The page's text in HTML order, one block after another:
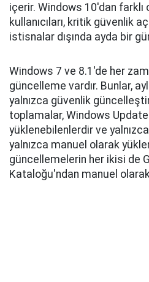
içerir. Windows 10'dan farklı
kullanıcıları, kritik güvenlik
istisnalar dışında ayda bir
Windows 7 ve 8.1'de her
güncelleme vardır. Bunlar,
yalnızca güvenlik
toplamalar, Windows Update
yüklenebilenlerdir ve
yalnızca manuel olarak
güncellemelerin her ikisi de
Kataloğu'ndan manuel